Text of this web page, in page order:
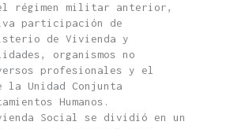
régimen militar anterior,
participación de
de Vivienda y
organismos no
profesionales y el
la Unidad Conjunta
Humanos.
Social se dividió en un